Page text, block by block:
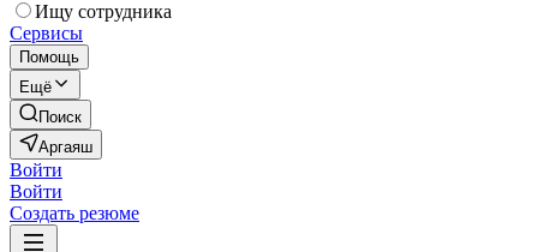
Ищу сотрудника
Сервисы
Помощь
Ещё
Поиск
Аргаяш
Войти
Войти
Создать резюме